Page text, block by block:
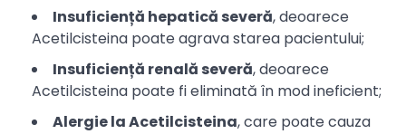
Insuficiență hepatică severă, deoarece
Acetilcisteina poate agrava starea pacientului;
Insuficiență renală severă, deoarece
Acetilcisteina poate fi eliminată în mod ineficient;
Alergie la Acetilcisteina, care poate cauza